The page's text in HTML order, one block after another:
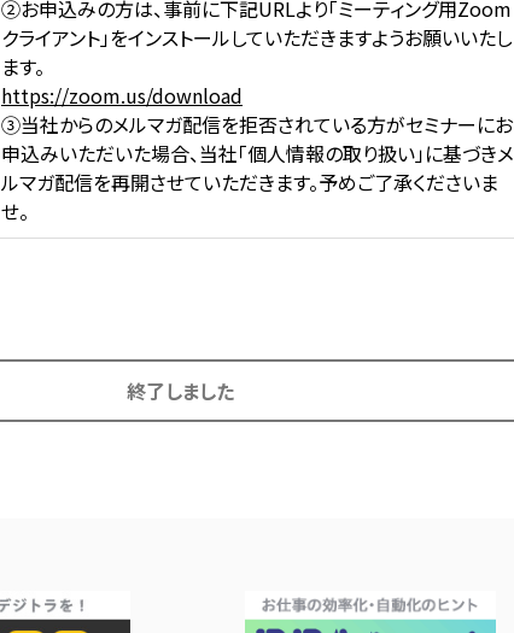
②お申込みの方は、事前に下記URLより「ミーティング用Zoom
クライアント」をインストールしていただきますようお願いいたし
ます。
https://zoom.us/download
③当社からのメルマガ配信を拒否されている方がセミナーにお
申込みいただいた場合、当社「個人情報の取り扱い」に基づきメ
ルマガ配信を再開させていただきます。予めご了承くださいま
せ。
終了しました